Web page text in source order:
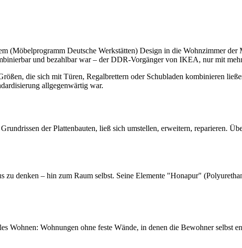
(Möbelprogramm Deutsche Werkstätten) Design in die Wohnzimmer der
und bezahlbar war – der DDR-Vorgänger von IKEA, nur mit
die sich mit Türen, Regalbrettern oder Schubladen kombinieren
allgegenwärtig war.
der Plattenbauten, ließ sich umstellen, erweitern, reparieren.
denken – hin zum Raum selbst. Seine Elemente "Honapur"
Wohnen: Wohnungen ohne feste Wände, in denen die Bewohner selbst